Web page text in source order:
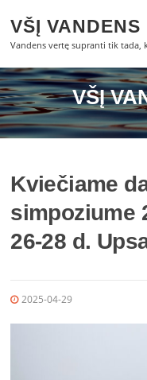
prie
turinio
VŠĮ VANDENS
Vandens vertę supranti tik tada,
VŠĮ
Kviečiame
simpoziume
26-28 d.
2025-04-29